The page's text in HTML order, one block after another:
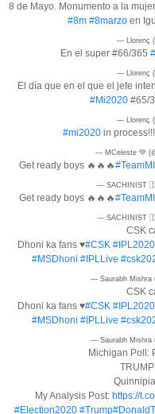
8 de Mayo. Monumento a la
#8m #8marzoen
— Llorenç
En el super #66/365
— Llorenç
El día que en el que el jefe
#Mi2020 #65/
— Llorenç
#mi2020 in
— MCeleste 💚
Get ready boys 🔥🔥🔥#TeamMI
— SACHINIST
Get ready boys 🔥🔥🔥#TeamMI
— SACHINIST
CSK
Dhoni ka fans ♥️#CSK #IPL2020
#MSDhoni #IPLLive
— Saurabh Mishra
CSK
Dhoni ka fans ♥️#CSK #IPL2020
#MSDhoni #IPLLive
— Saurabh Mishra
Michigan Poll:
My Analysis Post: https://
#Election2020 #Trump